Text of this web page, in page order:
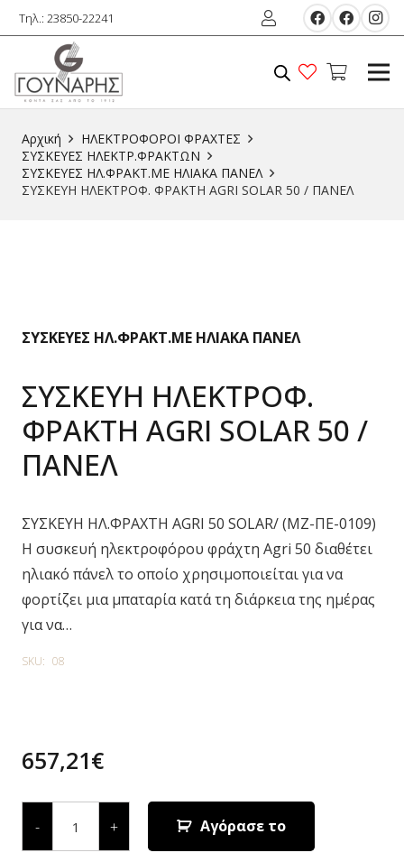
Τηλ.: 23850-22241
Αρχική
ΗΛΕΚΤΡΟΦΟΡΟΙ ΦΡΑΧΤΕΣ
ΣΥΣΚΕΥΕΣ ΗΛΕΚΤΡ.ΦΡΑΚΤΩΝ
ΣΥΣΚΕΥΕΣ ΗΛ.ΦΡΑΚΤ.ΜΕ ΗΛΙΑΚΑ ΠΑΝΕΛ
ΣΥΣΚΕΥΗ ΗΛΕΚΤΡΟΦ. ΦΡΑΚΤΗ AGRI SOLAR 50 / ΠΑΝΕΛ
ΣΥΣΚΕΥΕΣ ΗΛ.ΦΡΑΚΤ.ΜΕ ΗΛΙΑΚΑ ΠΑΝΕΛ
ΣΥΣΚΕΥΗ ΗΛΕΚΤΡΟΦ.
ΦΡΑΚΤΗ AGRI SOLAR 50 /
ΠΑΝΕΛ
ΣΥΣΚΕΥΗ ΗΛ.ΦΡΑΧΤΗ AGRI 50 SOLAR/ (ΜΖ-ΠΕ-0109)
Η συσκευή ηλεκτροφόρου φράχτη Agri 50 διαθέτει
ηλιακό πάνελ το οποίο χρησιμοποιείται για να
φορτίζει μια μπαταρία κατά τη διάρκεια της ημέρας
για να…
SKU: 08
657,21€
-
ΣΥΣΚΕΥΗ
ΗΛΕΚΤΡΟΦ.
ΦΡΑΚΤΗ
AGRI
+ Αγόρασε το